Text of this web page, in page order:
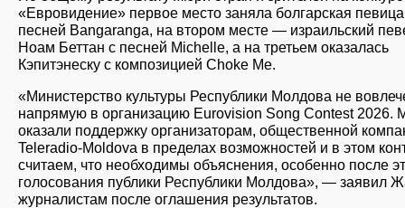
«Евровидение» первое место заняла болгарская
песней Bangaranga, на втором месте — израильский
Ноам Беттан с песней Michelle, а на третьем оказалась
Кэпитэнеску с композицией Choke Me.
«Министерство культуры Республики Молдова не
напрямую в организацию Eurovision Song Contest 2026.
оказали поддержку организаторам, общественной
Teleradio-Moldova в пределах возможностей и в этом
считаем, что необходимы объяснения, особенно после
голосования публики Республики Молдова», — заявил
журналистам после оглашения результатов.